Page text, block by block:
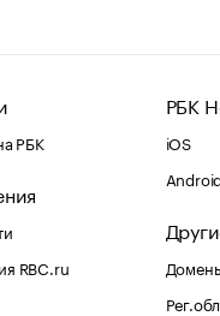
РБК
RBC.ru
РБК
iOS